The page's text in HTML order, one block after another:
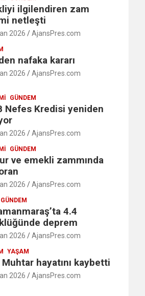
ilgilendiren zam
netleşti
2026 AjansPres.com
nafaka kararı
2026 AjansPres.com
GÜNDEM
Nefes Kredisi yeniden
2026 AjansPres.com
GÜNDEM
ve emekli zammında
2026 AjansPres.com
GÜNDEM
4.4
deprem
2026 AjansPres.com
YAŞAM
Muhtar hayatını kaybetti
2026 AjansPres.com